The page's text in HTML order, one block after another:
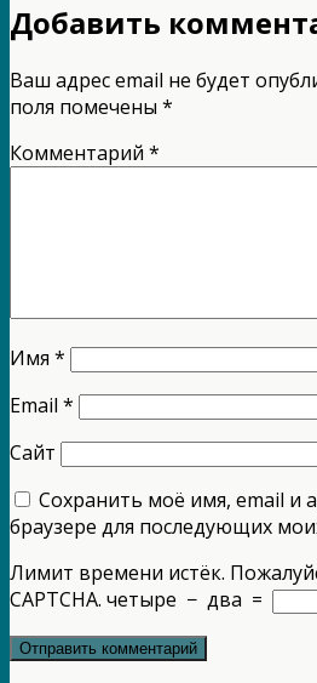
Добавить
Ваш адрес email не будет
поля помечены *
Комментарий *
Имя *
Email *
Сайт
Сохранить моё имя, email и
браузере для последующих
Лимит времени истёк.
CAPTCHA. четыре − два =